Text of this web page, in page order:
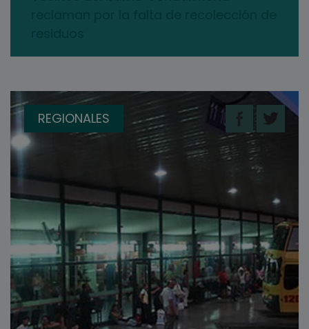
REGIONALES